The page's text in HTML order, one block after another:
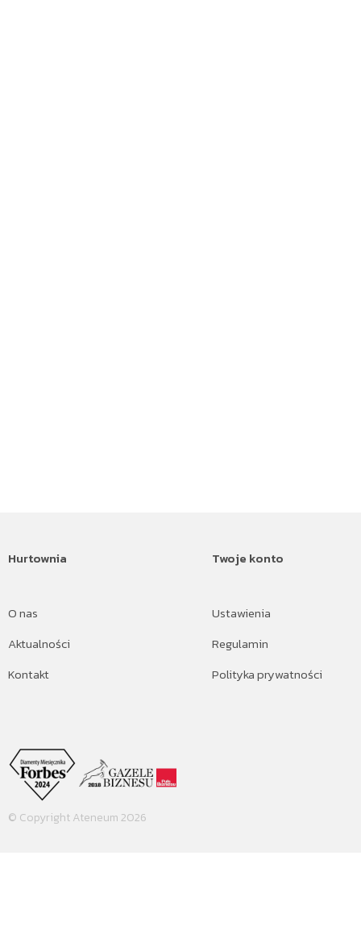
Hurtownia
O nas
Aktualności
Kontakt
Twoje konto
Ustawienia
Regulamin
Polityka prywatności
© Copyright Ateneum 2026